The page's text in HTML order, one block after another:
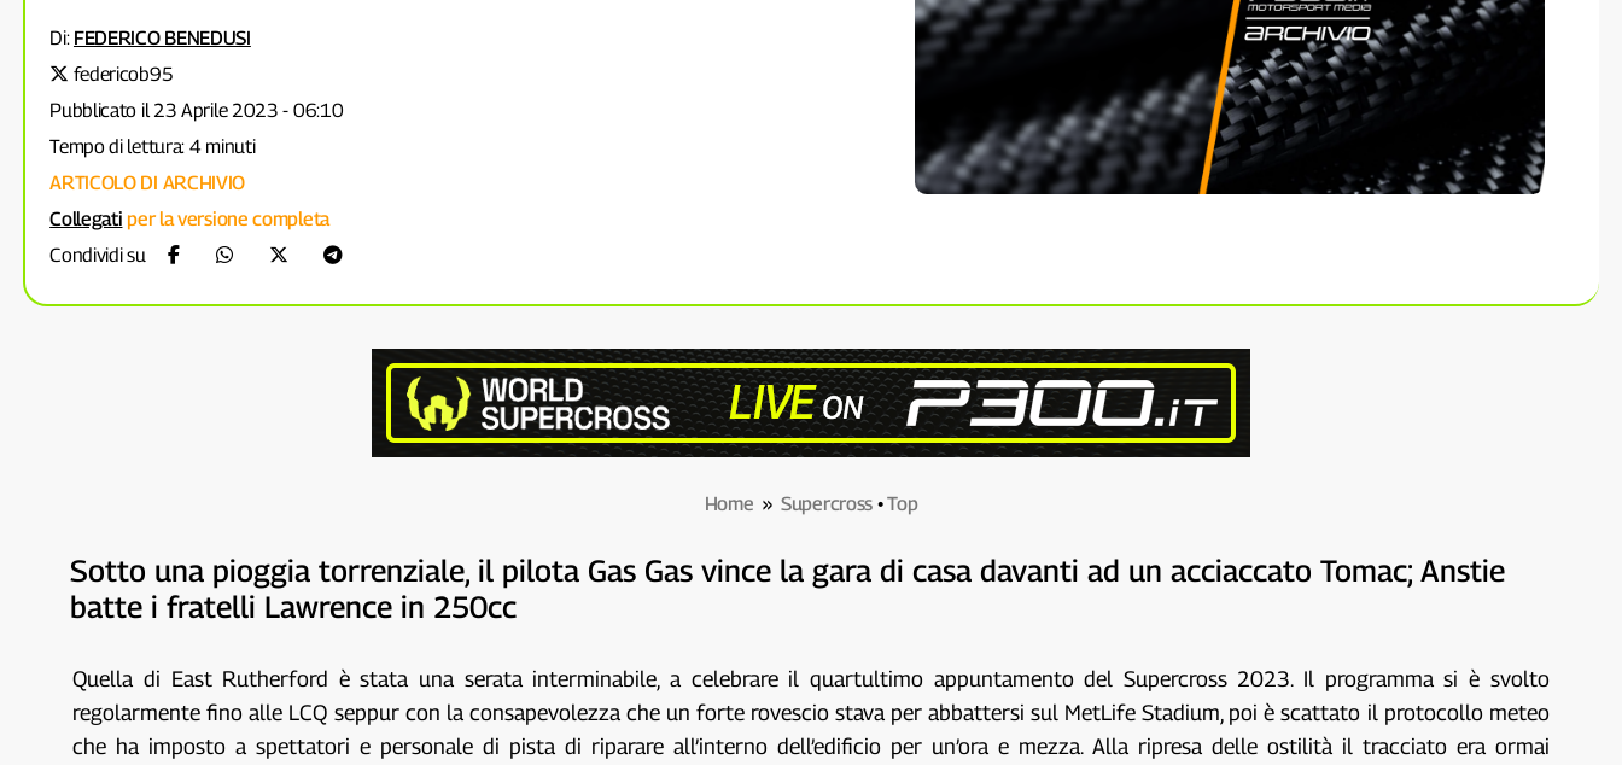
Di: FEDERICO BENEDUSI
federicob95
Pubblicato il 23 Aprile 2023 - 06:10
Tempo di lettura: 4 minuti
ARTICOLO DI ARCHIVIO
Collegati per la versione completa
Condividi su
Home »Supercross •Top
Sotto una pioggia torrenziale, il pilota Gas Gas vince la gara di casa davanti ad un acciaccato Tomac; Anstie
batte i fratelli Lawrence in 250cc
Quella di East Rutherford è stata una serata interminabile, a celebrare il quartultimo appuntamento del Supercross 2023. Il programma si è svolto
regolarmente fino alle LCQ seppur con la consapevolezza che un forte rovescio stava per abbattersi sul MetLife Stadium, poi è scattato il protocollo meteo
che ha imposto a spettatori e personale di pista di riparare all’interno dell’edificio per un’ora e mezza. Alla ripresa delle ostilità il tracciato era ormai